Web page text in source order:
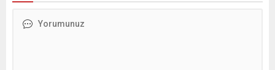
gündemde tutmuş hem de